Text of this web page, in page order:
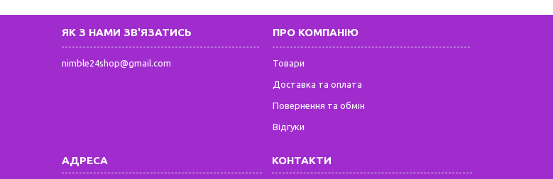
ЯК З НАМИ ЗВ'ЯЗАТИСЬ
nimble24shop@gmail.com
ПРО КОМПАНІЮ
Товари
Доставка та оплата
Повернення та обмін
Відгуки